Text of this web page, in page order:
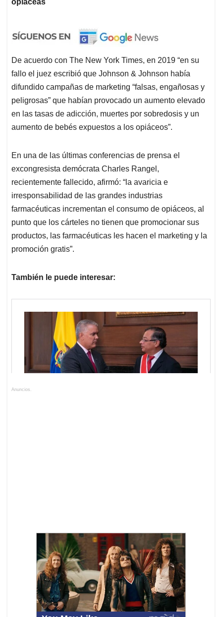
opiáceas
De acuerdo con The New York Times, en 2019 “en su
fallo el juez escribió que Johnson & Johnson había
difundido campañas de marketing “falsas, engañosas y
peligrosas” que habían provocado un aumento elevado
en las tasas de adicción, muertes por sobredosis y un
aumento de bebés expuestos a los opiáceos”.
En una de las últimas conferencias de prensa el
excongresista demócrata Charles Rangel,
recientemente fallecido, afirmó: “la avaricia e
irresponsabilidad de las grandes industrias
farmacéuticas incrementan el consumo de opiáceos, al
punto que los cárteles no tienen que promocionar sus
productos, las farmacéuticas les hacen el marketing y la
promoción gratis”.
También le puede interesar:
Anuncios.